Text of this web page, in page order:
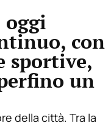
oggi
con
sportive,
un
della città. Tra la